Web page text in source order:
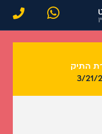
התיק
3/21/